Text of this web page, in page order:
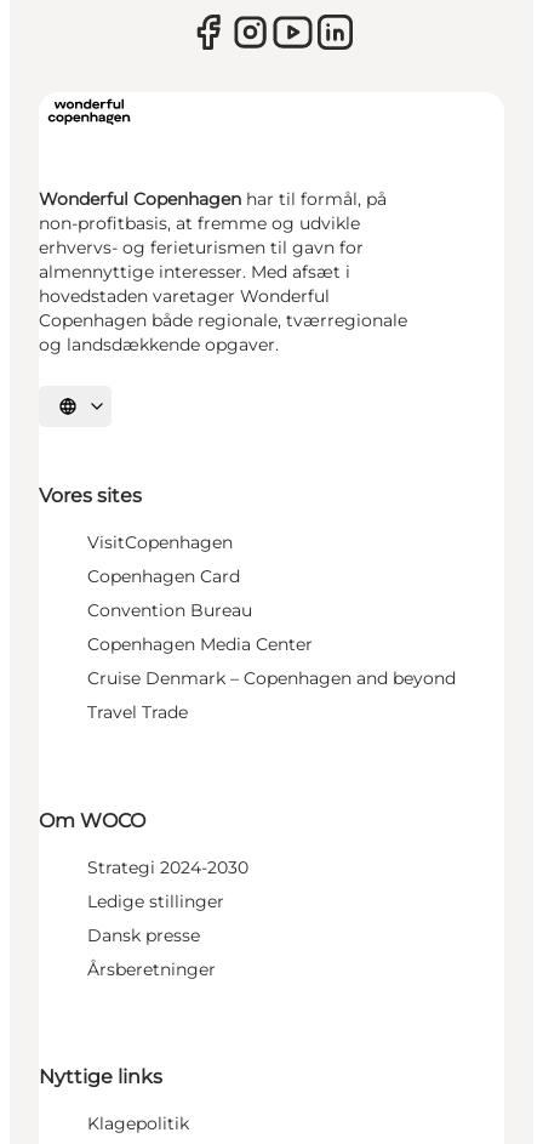
Wonderful Copenhagen har til formål, på
non-profitbasis, at fremme og udvikle
erhvervs- og ferieturismen til gavn for
almennyttige interesser. Med afsæt i
hovedstaden varetager Wonderful
Copenhagen både regionale, tværregionale
og landsdækkende opgaver.
Vælg sprog
Vores sites
VisitCopenhagen
Copenhagen Card
Convention Bureau
Copenhagen Media Center
Cruise Denmark – Copenhagen and beyond
Travel Trade
Om WOCO
Strategi 2024-2030
Ledige stillinger
Dansk presse
Årsberetninger
Nyttige links
Klagepolitik